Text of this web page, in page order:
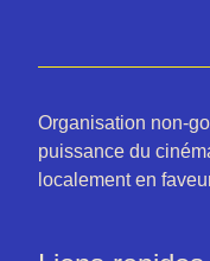
Organisation non-
puissance du
localement en